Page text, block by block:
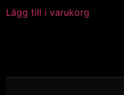
Lägg till i varukorg